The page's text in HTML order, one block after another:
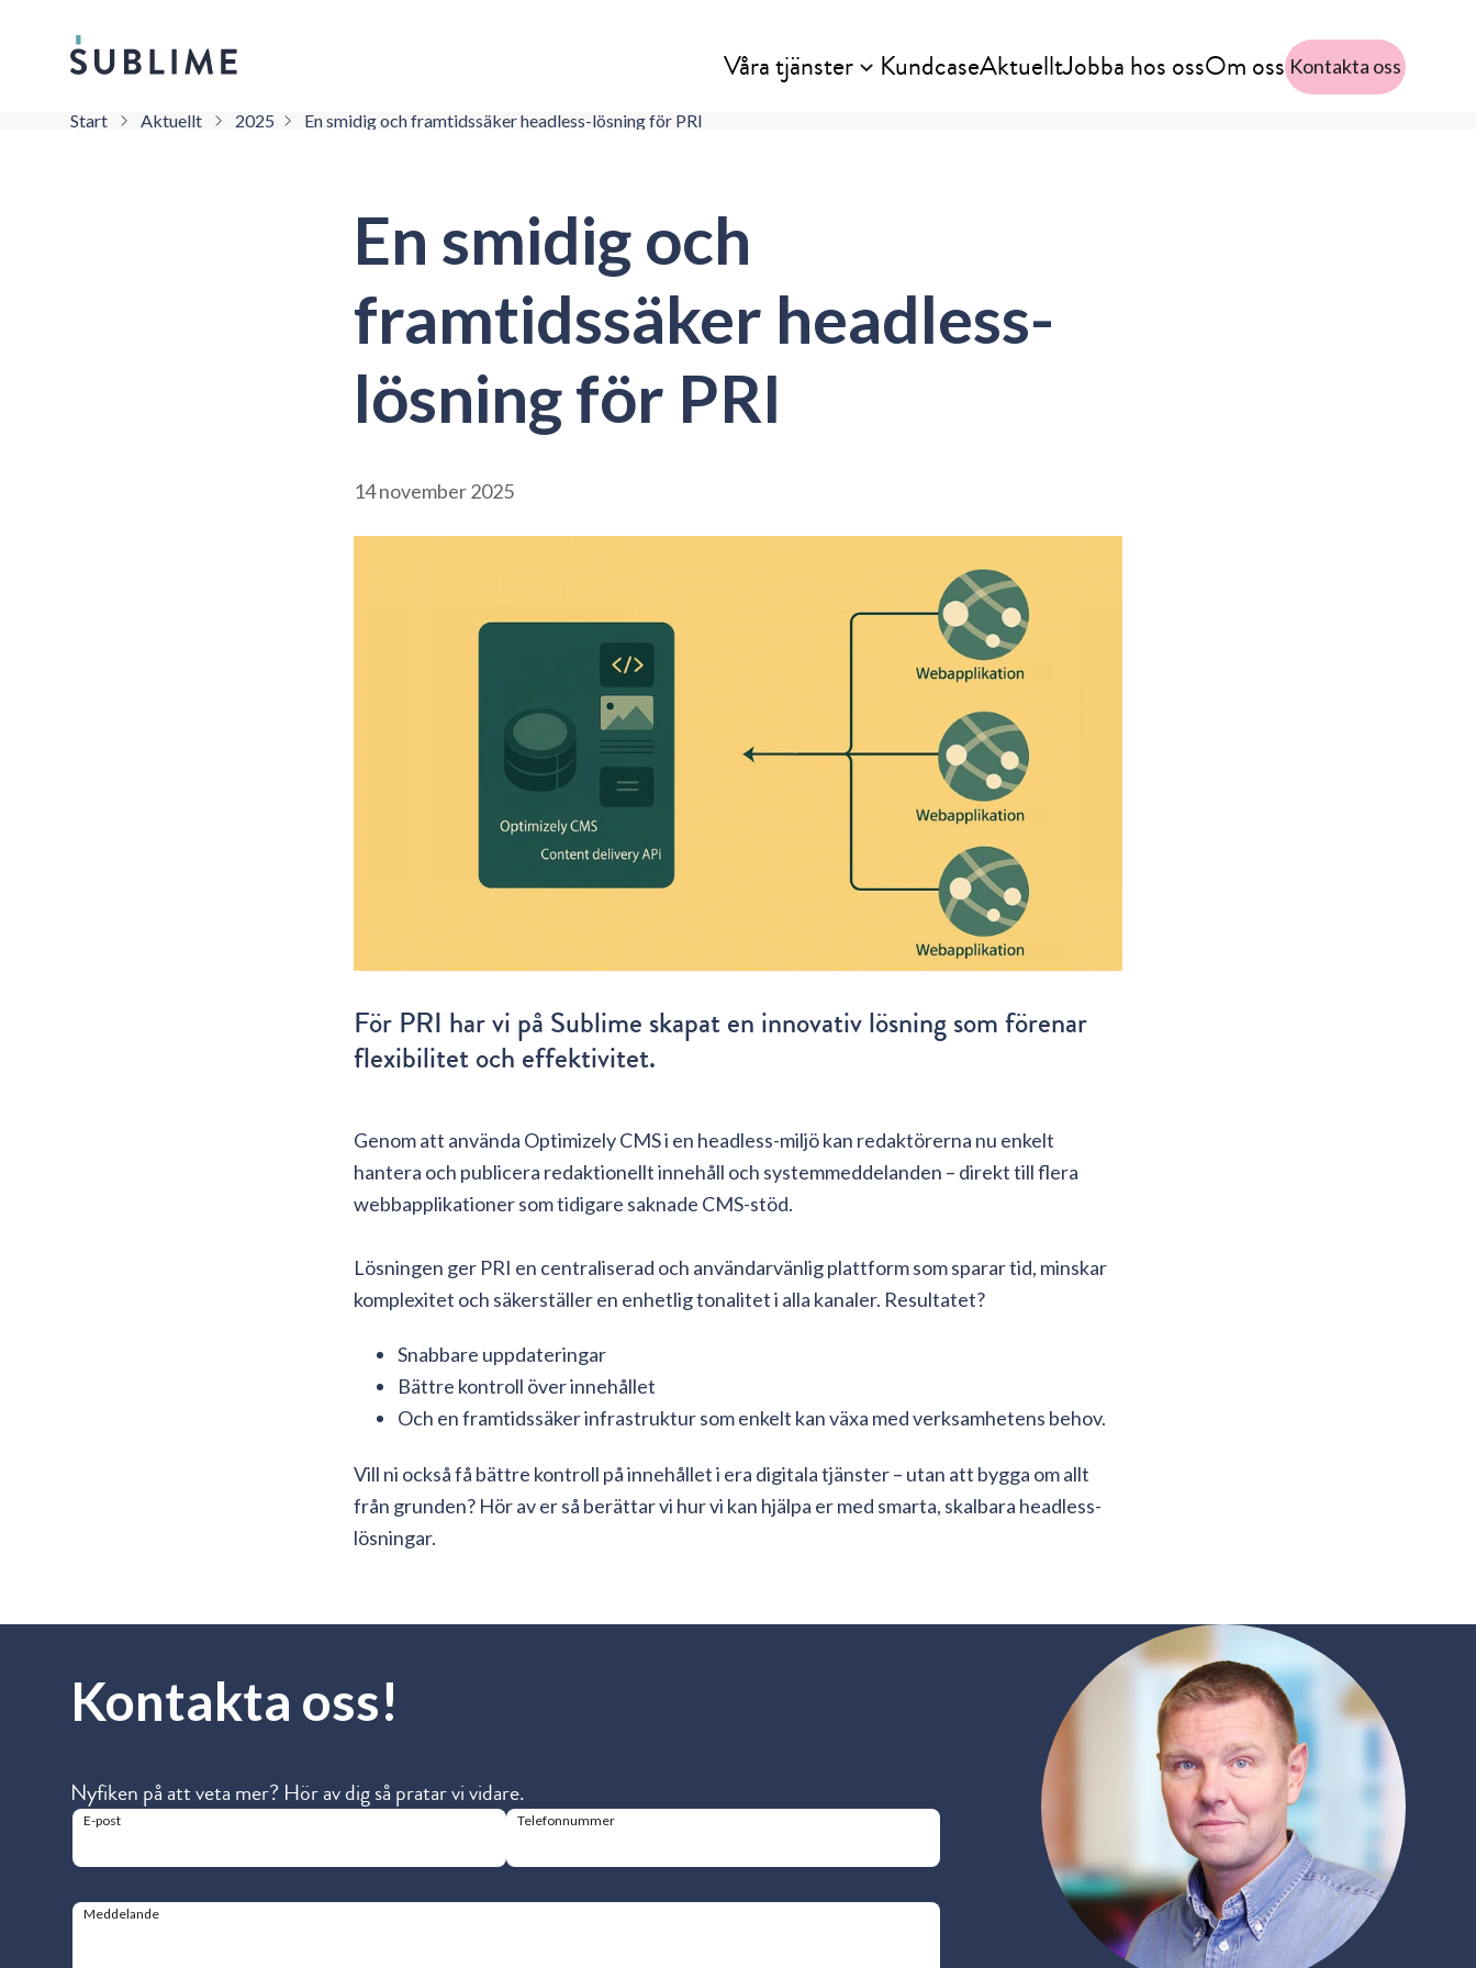
Våra tjänster KundcaseAktuelltJobba hos ossOm oss Kontakta oss
Start Aktuellt 2025 En smidig och framtidssäker headless-lösning för PRI
En smidig och
framtidssäker headless-
lösning för PRI
14 november 2025
För PRI har vi på Sublime skapat en innovativ lösning som förenar
flexibilitet och effektivitet.
Genom att använda Optimizely CMS i en headless-miljö kan redaktörerna nu enkelt
hantera och publicera redaktionellt innehåll och systemmeddelanden – direkt till flera
webbapplikationer som tidigare saknade CMS-stöd.
Lösningen ger PRI en centraliserad och användarvänlig plattform som sparar tid, minskar
komplexitet och säkerställer en enhetlig tonalitet i alla kanaler. Resultatet?
Snabbare uppdateringar
Bättre kontroll över innehållet
Och en framtidssäker infrastruktur som enkelt kan växa med verksamhetens behov.
Vill ni också få bättre kontroll på innehållet i era digitala tjänster – utan att bygga om allt
från grunden? Hör av er så berättar vi hur vi kan hjälpa er med smarta, skalbara headless-
lösningar.
Kontakta oss!
Nyfiken på att veta mer? Hör av dig så pratar vi vidare.
E-post Telefonnummer
Meddelande